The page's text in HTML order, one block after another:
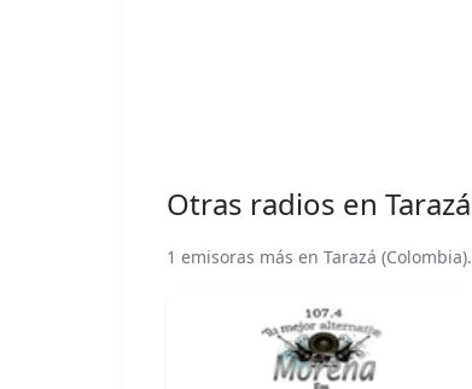
Otras radios en Tarazá
1 emisoras más en Tarazá (Colombia).